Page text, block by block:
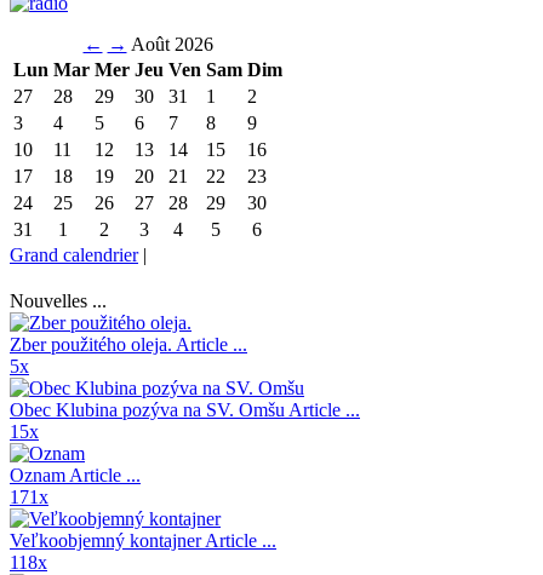
← → Août 2026
Lun Mar Mer Jeu Ven Sam Dim
27
28 29 30 31 1
2
3
4 5 6 7 8
9
10
11 12 13 14 15
16
17
18 19 20 21 22
23
24
25 26 27 28 29
30
31
1 2 3 4 5
6
Grand calendrier|
Nouvelles ...
Zber použitého oleja. Article ...
5x
Obec Klubina pozýva na SV. Omšu Article ...
15x
Oznam Article ...
171x
Veľkoobjemný kontajnerArticle ...
118x